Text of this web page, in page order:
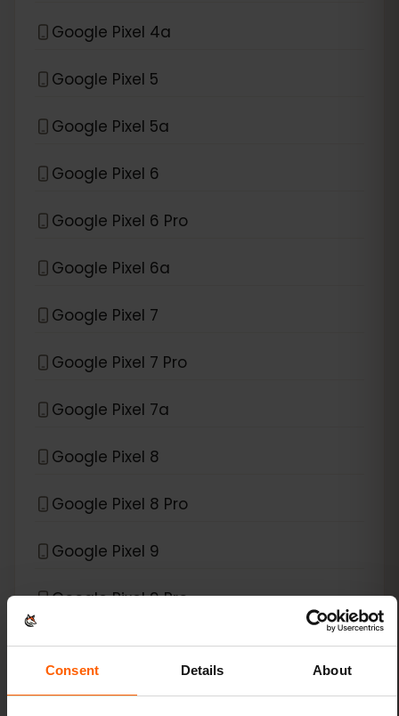
Consent Details About
Google Pixel 4a
Google Pixel 5
Google Pixel 5a
Google Pixel 6
Google Pixel 6 Pro
Google Pixel 6a
Google Pixel 7
Google Pixel 7 Pro
Google Pixel 7a
Google Pixel 8
Google Pixel 8 Pro
Google Pixel 9
Google Pixel 9 Pro
Google Pixel 9 Pro Fold
Google Pixel 9 Pro XL